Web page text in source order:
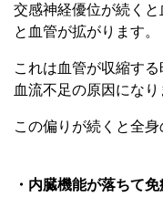
交感神経優位が続く
と血管が拡がります。
これは血管が収縮す
血流不足の原因にな
この偏りが続くと全身
・内臓機能が落ちて